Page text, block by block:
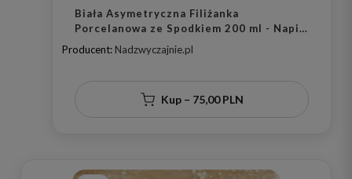
Biała Asymetryczna Filiżanka
Porcelanowa ze Spodkiem 200 ml - Napis
Dzień Mężu Żono ze Złotym Sercem dla
Męża na Rocznicę Ślubu
Producent: Nadzwyczajnie.pl
Kup – 75,00 PLN